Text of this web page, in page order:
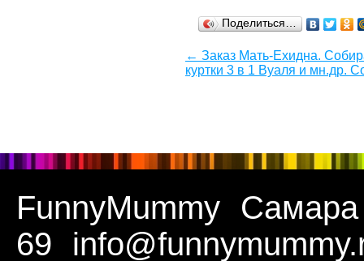
Поделиться…
← Заказ Мать-Ехидна.
куртки 3 в 1 Вуаля и мн.др.
FunnyMummy
Самара
69